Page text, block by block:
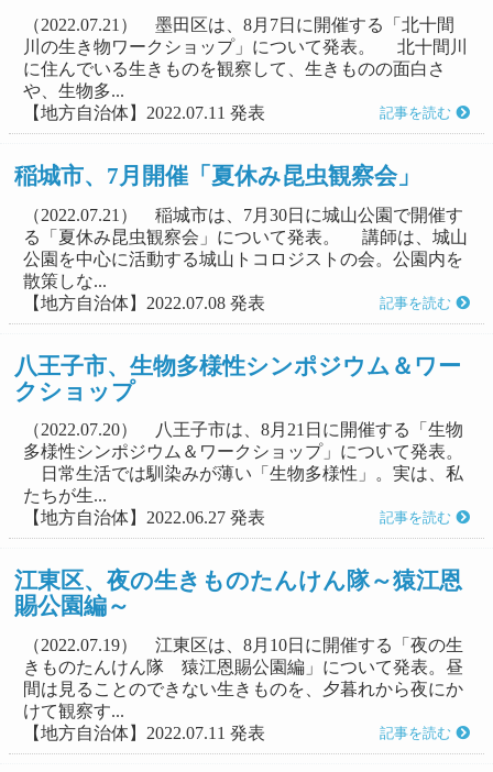
（2022.07.21） 墨田区は、8月7日に開催する「北十間
川の生き物ワークショップ」について発表。 北十間川
に住んでいる生きものを観察して、生きものの面白さ
や、生物多...
【地方自治体】2022.07.11 発表
記事を読む
稲城市、7月開催「夏休み昆虫観察会」
（2022.07.21） 稲城市は、7月30日に城山公園で開催す
る「夏休み昆虫観察会」について発表。 講師は、城山
公園を中心に活動する城山トコロジストの会。公園内を
散策しな...
【地方自治体】2022.07.08 発表
記事を読む
八王子市、生物多様性シンポジウム＆ワー
クショップ
（2022.07.20） 八王子市は、8月21日に開催する「生物
多様性シンポジウム＆ワークショップ」について発表。
日常生活では馴染みが薄い「生物多様性」。実は、私
たちが生...
【地方自治体】2022.06.27 発表
記事を読む
江東区、夜の生きものたんけん隊～猿江恩
賜公園編～
（2022.07.19） 江東区は、8月10日に開催する「夜の生
きものたんけん隊 猿江恩賜公園編」について発表。昼
間は見ることのできない生きものを、夕暮れから夜にか
けて観察す...
【地方自治体】2022.07.11 発表
記事を読む